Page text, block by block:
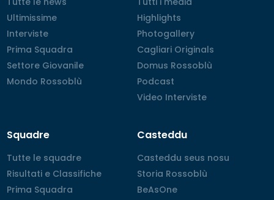
Ultimissime
Ultimissime
Interviste
Interviste
Prima Squadra
Prima Squadra
Settore Giovanile
Settore Giovanile
Mondo Rossoblù
Mondo Rossoblù
Highlights
Highlights
Photogallery
Photogallery
Cagliari Originals
Cagliari Originals
Domus Rossoblù
Domus Rossoblù
Podcast
Podcast
Video Interviste
Video Interviste
Squadre
Tutte le squadre
Tutte le squadre
Risultati e Classifiche
Risultati e Classifiche
Prima Squadra
Prima Squadra
Casteddu
Casteddu seus nosu
Casteddu seus nosu
Storia Rossoblù
Storia Rossoblù
BeAsOne
BeAsOne